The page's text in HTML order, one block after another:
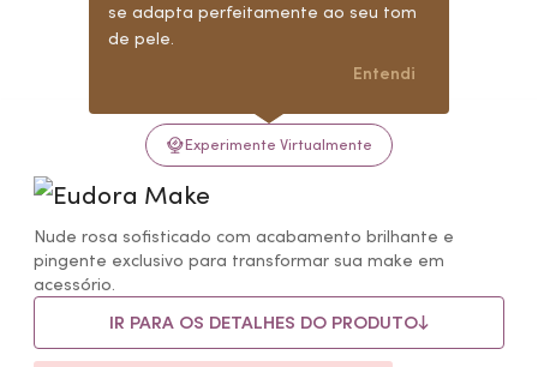
Experimente Virtualmente
se adapta perfeitamente ao seu tom
de pele.
Entendi
Nude rosa sofisticado com acabamento brilhante e
pingente exclusivo para transformar sua make em
acessório.
IR PARA OS DETALHES DO PRODUTO